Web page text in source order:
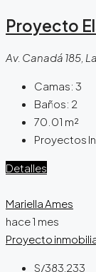
Proyecto
Av. Canadá 185,
Camas: 3
Baños: 2
70.01 m²
Proyectos
Detalles
Mariella Ames
hace 1 mes
Proyecto
S/383,233